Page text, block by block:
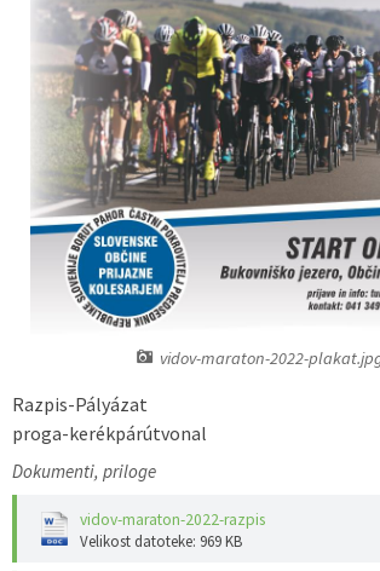
vidov-maraton-2022-
Razpis-Pályázat
proga-kerékpárútvonal
Dokumenti, priloge
vidov-maraton-2022-razpis
Velikost datoteke: 969 KB
Predpisi - Előírások
Občinski časopis - Községi lap
Proračun - Költségvetés
Lokalne volitve